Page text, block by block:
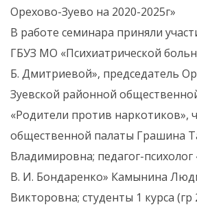
Орехово-Зуево на 2020-2025г»
В работе семинара приняли
ГБУЗ МО «Психиатрической
Б. Дмитриевой», председатель
Зуевской районной
«Родители против наркотиков»,
общественной палаты Грашина
Владимировна; педагог-
В. И. Бондаренко» Камынина
Викторовна; студенты 1 курса (гр